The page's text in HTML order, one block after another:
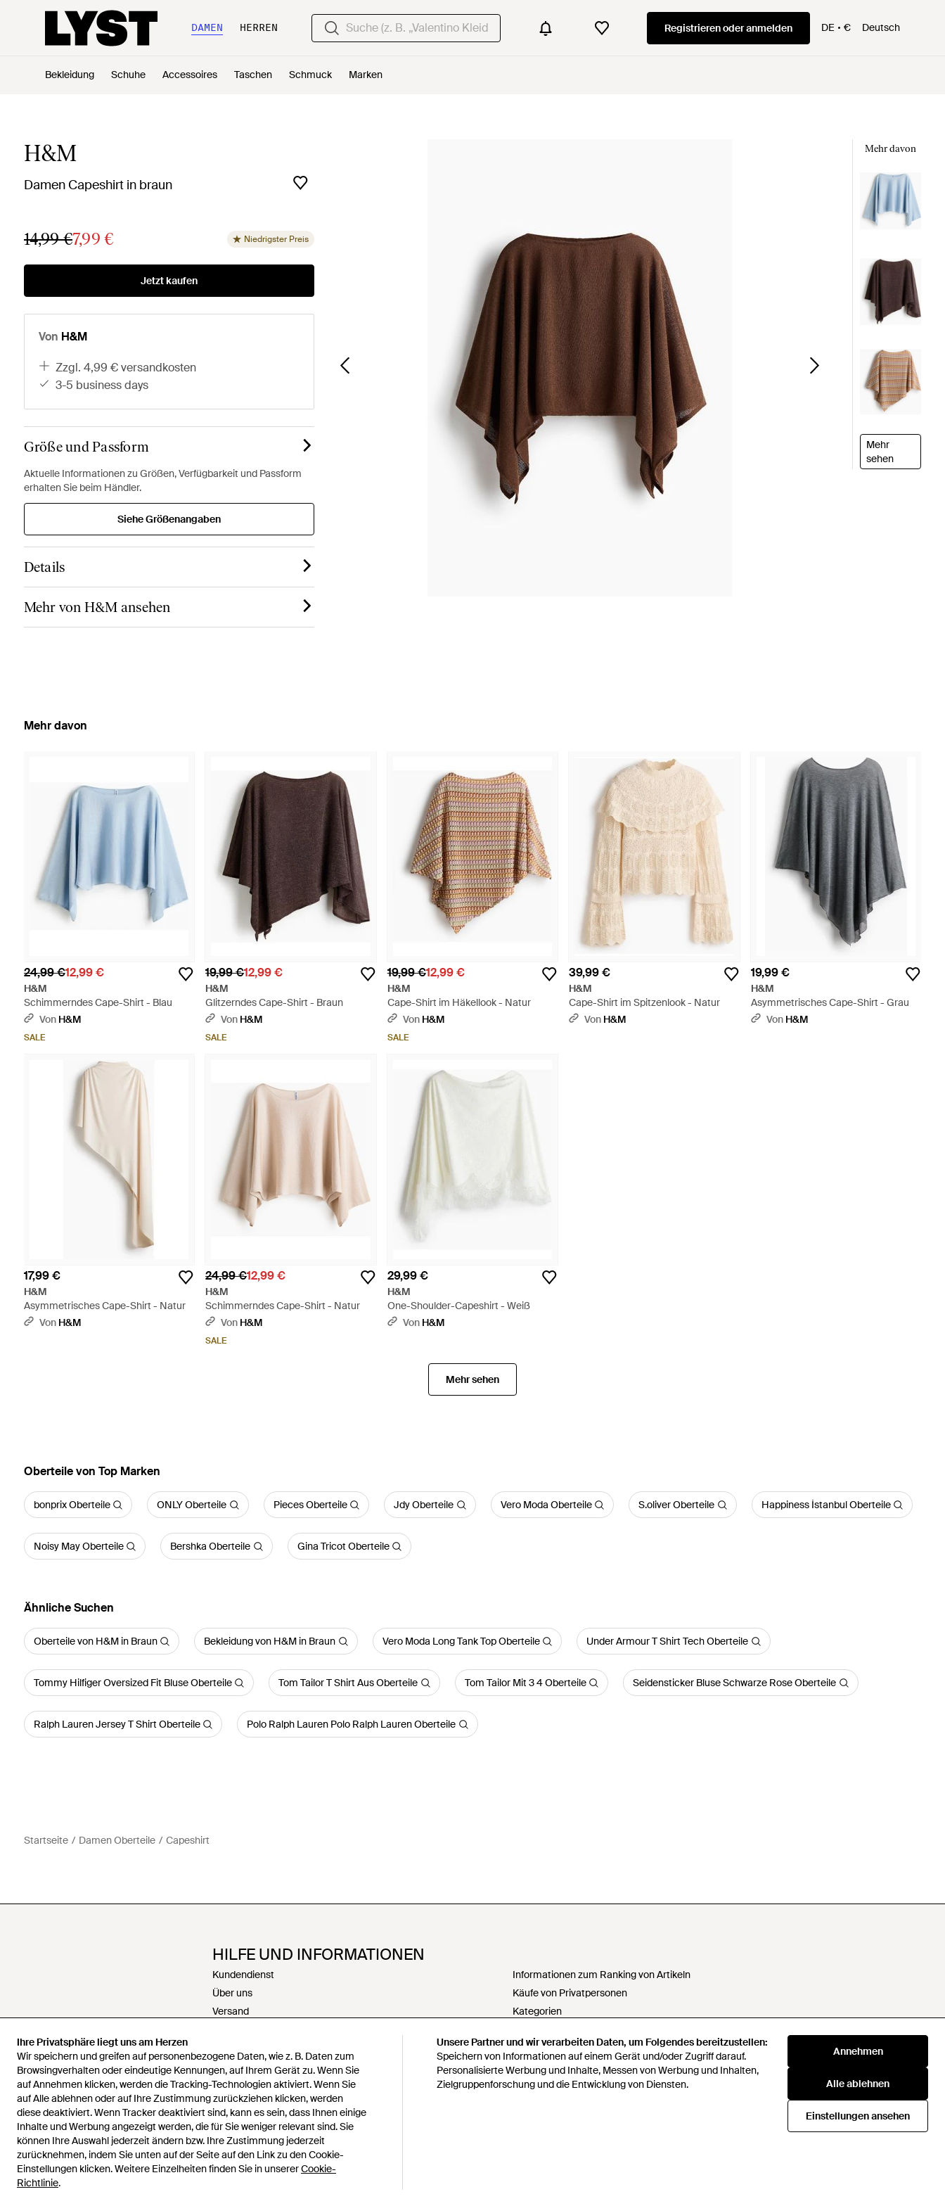
Ihre Privatsphäre liegt uns am Herzen
Wir speichern und greifen auf personenbezogene Daten, wie z. B. Daten zum
Browsingverhalten oder eindeutige Kennungen, auf Ihrem Gerät zu. Wenn Sie
auf Annehmen klicken, werden die Tracking-Technologien aktiviert. Wenn Sie
auf Alle ablehnen oder auf Ihre Zustimmung zurückziehen klicken, werden
diese deaktiviert. Wenn Tracker deaktiviert sind, kann es sein, dass Ihnen einige
Inhalte und Werbung angezeigt werden, die für Sie weniger relevant sind. Sie
können Ihre Auswahl jederzeit ändern bzw. Ihre Zustimmung jederzeit
zurücknehmen, indem Sie unten auf der Seite auf den Link zu den Cookie-
Einstellungen klicken. Weitere Einzelheiten finden Sie in unsererCookie-
Richtlinie.
Unsere Partner und wir verarbeiten Daten, um Folgendes bereitzustellen:
Speichern von Informationen auf einem Gerät und/oder Zugriff darauf.
Personalisierte Werbung und Inhalte, Messen von Werbung und Inhalten,
Zielgruppenforschung und die Entwicklung von Diensten.
Annehmen
Alle ablehnen
Einstellungen ansehen
DAMEN HERREN Registrieren oder anmelden DE € Deutsch
Bekleidung Schuhe Accessoires Taschen Schmuck Marken
H&M
Damen Capeshirt in braun
14,99 €7,99 € Niedrigster Preis
Jetzt kaufen
Von H&M
zzgl. 4,99 € versandkosten
3-5 business days
Größe und Passform
Aktuelle Informationen zu Größen, Verfügbarkeit und Passform
erhalten Sie beim Händler.
Siehe Größenangaben
Details
Mehr von H&M ansehen
Mehr davon
Mehr
sehen
Mehr davon
24,99 €12,99 €
H&M
Schimmerndes Cape-Shirt - Blau
Von H&M
SALE
19,99 €12,99 €
H&M
Glitzerndes Cape-Shirt - Braun
Von H&M
SALE
19,99 €12,99 €
H&M
Cape-Shirt im Häkellook - Natur
Von H&M
SALE
39,99 €
H&M
Cape-Shirt im Spitzenlook - Natur
Von H&M
19,99 €
H&M
Asymmetrisches Cape-Shirt - Grau
Von H&M
17,99 €
H&M
Asymmetrisches Cape-Shirt - Natur
Von H&M
24,99 €12,99 €
H&M
Schimmerndes Cape-Shirt - Natur
Von H&M
SALE
29,99 €
H&M
One-Shoulder-Capeshirt - Weiß
Von H&M
Mehr sehen
Oberteile von Top Marken
bonprix Oberteile ONLY Oberteile Pieces Oberteile Jdy Oberteile Vero Moda Oberteile S.oliver Oberteile Happiness İstanbul Oberteile
Noisy May Oberteile Bershka Oberteile Gina Tricot Oberteile
Ähnliche Suchen
Oberteile von H&M in Braun Bekleidung von H&M in Braun Vero Moda Long Tank Top Oberteile Under Armour T Shirt Tech Oberteile
Tommy Hilfiger Oversized Fit Bluse Oberteile Tom Tailor T Shirt Aus Oberteile Tom Tailor Mit 3 4 Oberteile Seidensticker Bluse Schwarze Rose Oberteile
Ralph Lauren Jersey T Shirt Oberteile Polo Ralph Lauren Polo Ralph Lauren Oberteile
Startseite Damen Oberteile Capeshirt
HILFE UND INFORMATIONEN
Kundendienst
Über uns
Versand
Rückerstattungen
Karriere
Kontakt
Allgemeine Geschäftsbedingungen
Datenschutz & Cookies
Geistiges Eigentum
Informationen zum Ranking von Artikeln
Käufe von Privatpersonen
Kategorien
Meine personenbezogenen Daten nicht verkaufen oder
weitergeben
Erklärung zur modernen Sklaverei